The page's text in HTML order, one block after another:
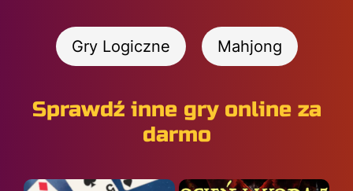
Gry Logiczne Mahjong
Sprawdź inne gry online za
darmo